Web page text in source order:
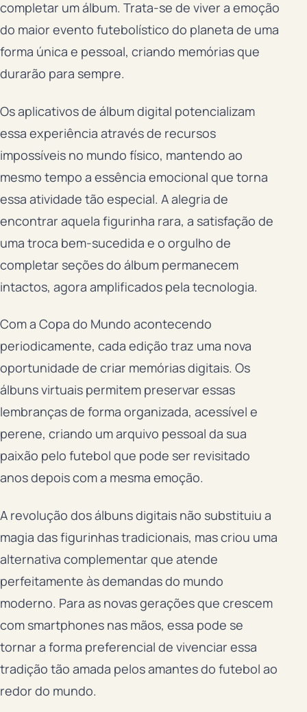
completar um álbum. Trata-se de viver a emoção
do maior evento futebolístico do planeta de uma
forma única e pessoal, criando memórias que
durarão para sempre.
Os aplicativos de álbum digital potencializam
essa experiência através de recursos
impossíveis no mundo físico, mantendo ao
mesmo tempo a essência emocional que torna
essa atividade tão especial. A alegria de
encontrar aquela figurinha rara, a satisfação de
uma troca bem-sucedida e o orgulho de
completar seções do álbum permanecem
intactos, agora amplificados pela tecnologia.
Com a Copa do Mundo acontecendo
periodicamente, cada edição traz uma nova
oportunidade de criar memórias digitais. Os
álbuns virtuais permitem preservar essas
lembranças de forma organizada, acessível e
perene, criando um arquivo pessoal da sua
paixão pelo futebol que pode ser revisitado
anos depois com a mesma emoção.
A revolução dos álbuns digitais não substituiu a
magia das figurinhas tradicionais, mas criou uma
alternativa complementar que atende
perfeitamente às demandas do mundo
moderno. Para as novas gerações que crescem
com smartphones nas mãos, essa pode se
tornar a forma preferencial de vivenciar essa
tradição tão amada pelos amantes do futebol ao
redor do mundo.